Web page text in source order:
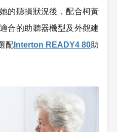
的聽損狀況後，配合柯黃
合的助聽器機型及外觀建
配 Interton READY4 80助